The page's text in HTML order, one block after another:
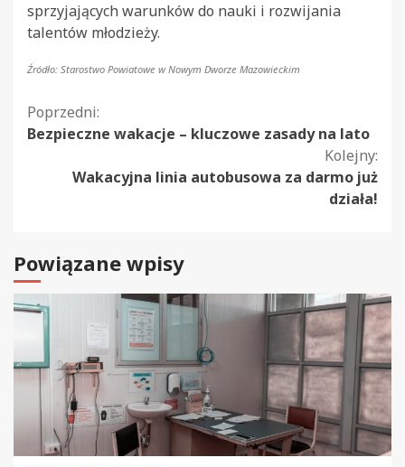
sprzyjających warunków do nauki i rozwijania
talentów młodzieży.
Źródło: Starostwo Powiatowe w Nowym Dworze Mazowieckim
Kontynuuj
czytanie
Poprzedni:
Bezpieczne wakacje – kluczowe zasady na lato
Kolejny:
Wakacyjna linia autobusowa za darmo już
działa!
Powiązane wpisy